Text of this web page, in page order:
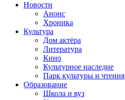
Новости
Анонс
Хроника
Культура
Дом актёра
Литература
Кино
Культурное наследие
Парк культуры и чтения
Образование
Школа и вуз